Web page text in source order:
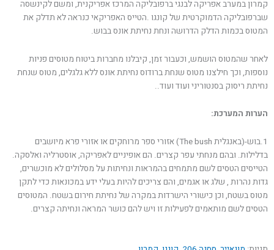
קמרון במערב אפריקה לבנגי ברפובליקה המרכז אפריקנית, ומשם לקינשסה
שברפובליקה הדמוקרטית של קונגו .הטייס האפריקאי כנראה לא תדלק את
המטוס בכמות הדלק הדרושה ונחת נחיתת אונס בבוש.
לאחר שהמטוס הושמש, וכעבור זמן, קיבלנו מחברות ביטוח מטוסים פניות
נוספות, וכך חילצנו מטוס שנחת ברודוס נחיתת אונס ללא גלגלים, מטוס שנחת
נחיתת ריסוק בסנטוריני ועוד ועוד..
הערות המערכת:
1.בוש-(באנגלית The bush) אזורי ספר מרוחקים או אזורי פרא מיושבים
בדלילות. ובהם מנחתי עפר קצרים. הם אופיניים לאפריקה, אוסטרליה ואלסקה.
הטייסים הטסים לשם מתמחים בהמראות ונחיתות על מסלולים לא מוכשרים,
גדות נהרות , שלג או אגמים, והם צריכים להיות בעלי ידע במכונאות כדי לתקן
מטוס בשטח, וכן כישורי הישרדות במקרה של נחיתת חירום בשטח. המטוסים
הטסים לשם מותאמים לפעילות זו ויש להם כושר המראה ונחיתה קצרים.